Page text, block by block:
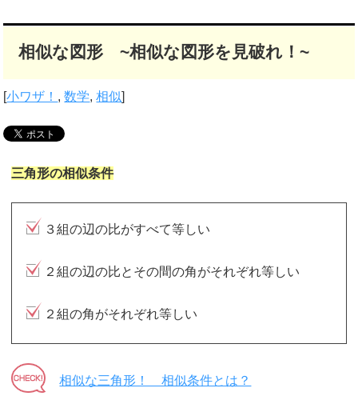
相似な図形 ~相似な図形を見破れ！~
[小ワザ！ ,数学,相似]
三角形の相似条件
３組の辺の比がすべて等しい
２組の辺の比とその間の角がそれぞれ等しい
２組の角がそれぞれ等しい
相似な三角形！ 相似条件とは？